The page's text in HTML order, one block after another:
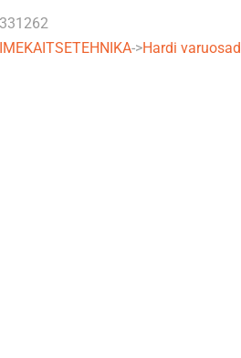
->Hardi varuosad